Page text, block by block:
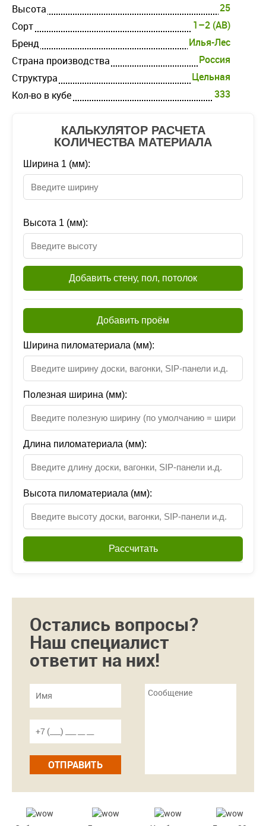
Высота
25
Cорт
1–2 (AB)
Бренд
Илья-Лес
Страна производства
Россия
Структура
Цельная
Кол-во в кубе
333
КАЛЬКУЛЯТОР РАСЧЕТА
КОЛИЧЕСТВА МАТЕРИАЛА
Ширина 1 (мм):
Высота 1 (мм):
Добавить стену, пол, потолок
Добавить проём
Ширина пиломатериала (мм):
Полезная ширина (мм):
Длина пиломатериала (мм):
Высота пиломатериала (мм):
Рассчитать
Остались вопросы?
Наш специалист
ответит на них!
ОТПРАВИТЬ